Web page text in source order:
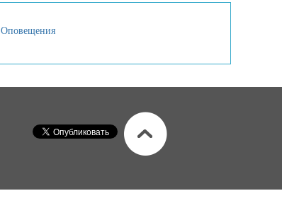
Оповещения